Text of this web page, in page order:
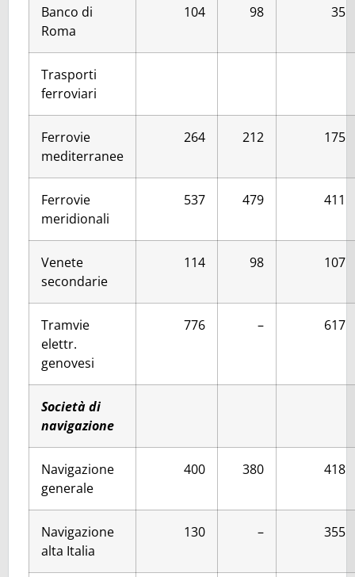
Banco di
Roma
104 98 35
Trasporti
ferroviari
Ferrovie
mediterranee
264 212 175
Ferrovie
meridionali
537 479 411
Venete
secondarie
114 98 107
Tramvie
elettr.
genovesi
776 – 617
Società di
navigazione
Navigazione
generale
400 380 418
Navigazione
alta Italia
130 – 355